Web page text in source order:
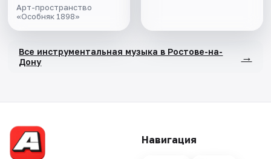
Арт-пространство
«Особняк 1898»
Все инструментальная музыка в Ростове-на-
Дону
→
Навигация